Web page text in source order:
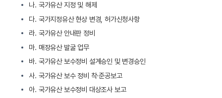
나. 국가유산 지정 및 해제
다. 국가지정유산 현상 변경, 허가신청사항
라. 국가유산 안내판 정비
마. 매장유산 발굴 업무
바. 국가유산 보수정비 설계승인 및 변경승인
사. 국가유산 보수 정비 착·준공보고
아. 국가유산 보수정비 대상조사 보고